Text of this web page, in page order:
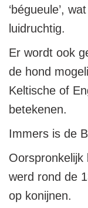
‘bégueule’,
luidruchtig.
Er wordt ook
de hond
Keltische of
betekenen.
Immers is de
Oorspronkelijk
werd rond de
op konijnen.